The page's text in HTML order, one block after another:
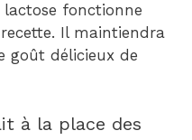
lactose fonctionne
Il maintiendra
goût délicieux de
à la place des